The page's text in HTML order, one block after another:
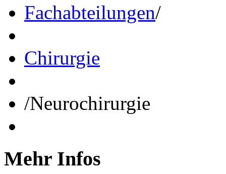
Fachabteilungen/
Chirurgie
/Neurochirurgie
Mehr Infos